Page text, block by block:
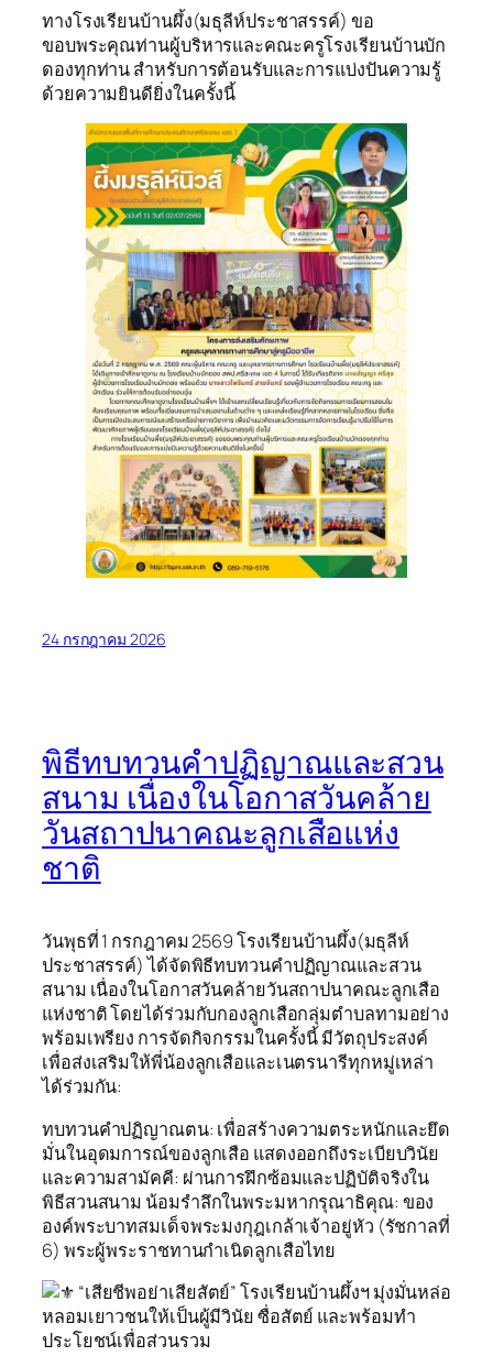
ทางโรงเรียนบ้านผึ้ง(มธุลีห์ประชาสรรค์) ขอ
ขอบพระคุณท่านผู้บริหารและคณะครูโรงเรียนบ้านบัก
ดองทุกท่าน สำหรับการต้อนรับและการแบ่งปันความรู้
ด้วยความยินดียิ่งในครั้งนี้
24 กรกฎาคม 2026
พิธีทบทวนคำปฏิญาณและสวน
สนาม เนื่องในโอกาสวันคล้าย
วันสถาปนาคณะลูกเสือแห่ง
ชาติ
วันพุธที่ 1 กรกฎาคม 2569 โรงเรียนบ้านผึ้ง(มธุลีห์
ประชาสรรค์) ได้จัดพิธีทบทวนคำปฏิญาณและสวน
สนาม เนื่องในโอกาสวันคล้ายวันสถาปนาคณะลูกเสือ
แห่งชาติ โดยได้ร่วมกับกองลูกเสือกลุ่มตำบลทามอย่าง
พร้อมเพรียง การจัดกิจกรรมในครั้งนี้ มีวัตถุประสงค์
เพื่อส่งเสริมให้พี่น้องลูกเสือและเนตรนารีทุกหมู่เหล่า
ได้ร่วมกัน:
ทบทวนคำปฏิญาณตน: เพื่อสร้างความตระหนักและยึด
มั่นในอุดมการณ์ของลูกเสือ แสดงออกถึงระเบียบวินัย
และความสามัคคี: ผ่านการฝึกซ้อมและปฏิบัติจริงใน
พิธีสวนสนาม น้อมรำลึกในพระมหากรุณาธิคุณ: ของ
องค์พระบาทสมเด็จพระมงกุฎเกล้าเจ้าอยู่หัว (รัชกาลที่
6) พระผู้พระราชทานกำเนิดลูกเสือไทย
“เสียชีพอย่าเสียสัตย์” โรงเรียนบ้านผึ้งฯ มุ่งมั่นหล่อ
หลอมเยาวชนให้เป็นผู้มีวินัย ซื่อสัตย์ และพร้อมทำ
ประโยชน์เพื่อส่วนรวม